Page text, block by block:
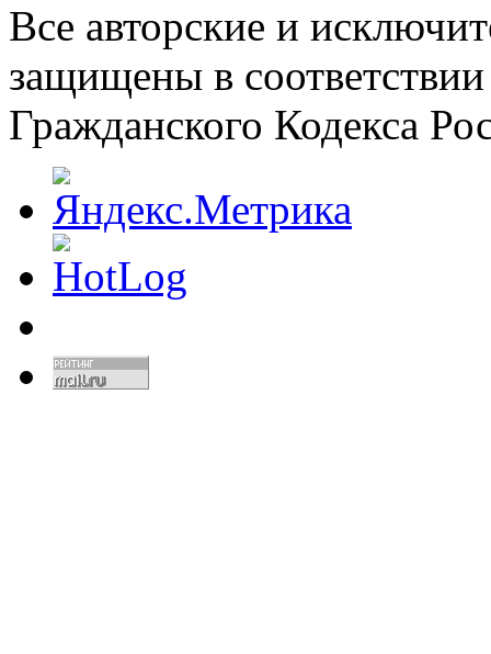
Все авторские и
защищены в
Гражданского Кодекса